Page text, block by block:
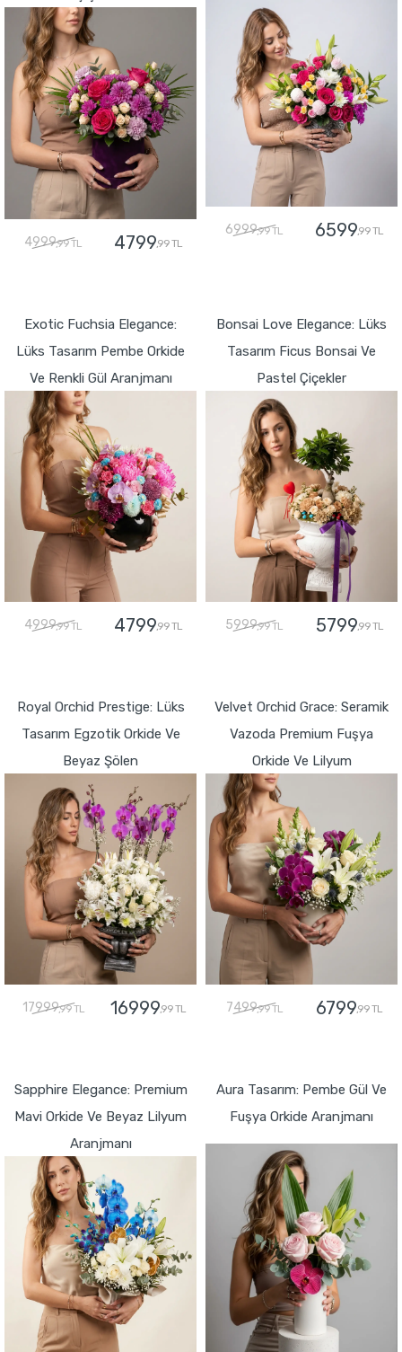
4999,99 TL 4799,99 TL
6999,99 TL 6599,99 TL
Exotic Fuchsia Elegance:
Lüks Tasarım Pembe Orkide
Ve Renkli Gül Aranjmanı
4999,99 TL 4799,99 TL
Bonsai Love Elegance: Lüks
Tasarım Ficus Bonsai Ve
Pastel Çiçekler
5999,99 TL 5799,99 TL
Royal Orchid Prestige: Lüks
Tasarım Egzotik Orkide Ve
Beyaz Şölen
17999,99 TL 16999,99 TL
Velvet Orchid Grace: Seramik
Vazoda Premium Fuşya
Orkide Ve Lilyum
7499,99 TL 6799,99 TL
Sapphire Elegance: Premium
Mavi Orkide Ve Beyaz Lilyum
Aranjmanı
Aura Tasarım: Pembe Gül Ve
Fuşya Orkide Aranjmanı